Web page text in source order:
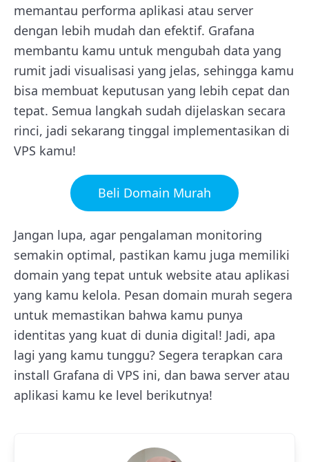
memantau performa aplikasi atau server
dengan lebih mudah dan efektif. Grafana
membantu kamu untuk mengubah data yang
rumit jadi visualisasi yang jelas, sehingga kamu
bisa membuat keputusan yang lebih cepat dan
tepat. Semua langkah sudah dijelaskan secara
rinci, jadi sekarang tinggal implementasikan di
VPS kamu!
Beli Domain Murah
Jangan lupa, agar pengalaman monitoring
semakin optimal, pastikan kamu juga memiliki
domain yang tepat untuk website atau aplikasi
yang kamu kelola. Pesan domain murah segera
untuk memastikan bahwa kamu punya
identitas yang kuat di dunia digital! Jadi, apa
lagi yang kamu tunggu? Segera terapkan cara
install Grafana di VPS ini, dan bawa server atau
aplikasi kamu ke level berikutnya!